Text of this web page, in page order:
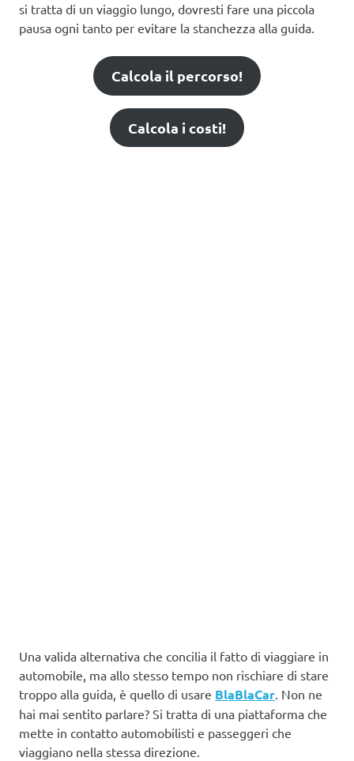
si tratta di un viaggio lungo, dovresti fare una piccola
pausa ogni tanto per evitare la stanchezza alla guida.
Calcola il percorso!
Calcola i costi!
Una valida alternativa che concilia il fatto di viaggiare in
automobile, ma allo stesso tempo non rischiare di stare
troppo alla guida, è quello di usare BlaBlaCar. Non ne
hai mai sentito parlare? Si tratta di una piattaforma che
mette in contatto automobilisti e passeggeri che
viaggiano nella stessa direzione.